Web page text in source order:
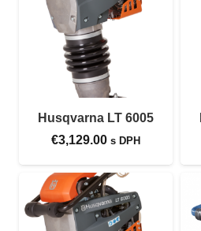
Husqvarna LT 6005
€3,129.00 s DPH